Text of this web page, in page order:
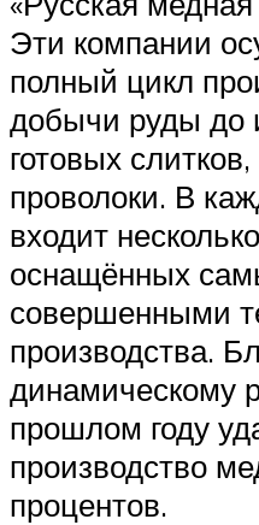
Эти компании
полный цикл
добычи руды до
готовых
проволоки. В
входит
оснащённых
совершенными
производства.
динамическому
прошлом году
производство
процентов.